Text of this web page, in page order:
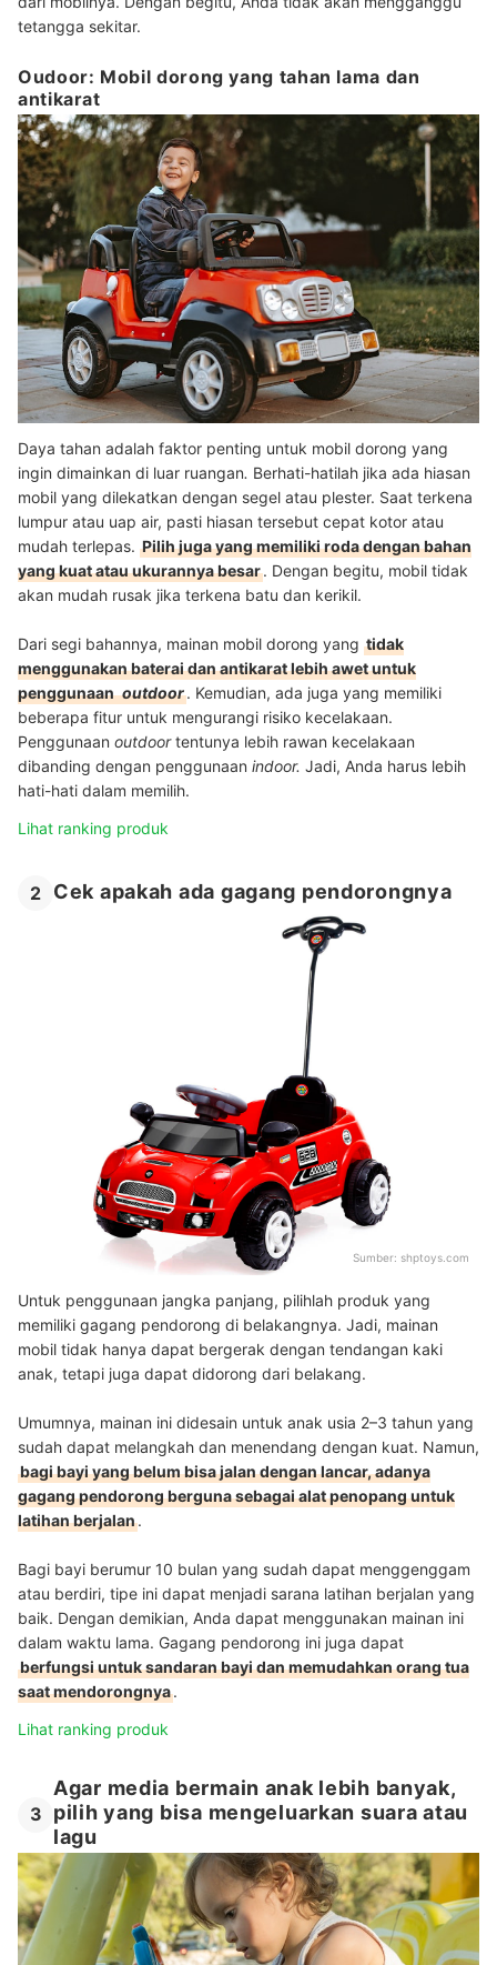
tetangga sekitar.
Oudoor: Mobil dorong yang tahan lama dan
antikarat
Daya tahan adalah faktor penting untuk mobil dorong yang
ingin dimainkan di luar ruangan. Berhati-hatilah jika ada hiasan
mobil yang dilekatkan dengan segel atau plester. Saat terkena
lumpur atau uap air, pasti hiasan tersebut cepat kotor atau
mudah terlepas. Pilih juga yang memiliki roda dengan bahan
yang kuat atau ukurannya besar. Dengan begitu, mobil tidak
akan mudah rusak jika terkena batu dan kerikil.
Dari segi bahannya, mainan mobil dorong yang tidak
menggunakan baterai dan antikarat lebih awet untuk
penggunaan outdoor. Kemudian, ada juga yang memiliki
beberapa fitur untuk mengurangi risiko kecelakaan.
Penggunaan outdoortentunya lebih rawan kecelakaan
dibanding dengan penggunaan indoor. Jadi, Anda harus lebih
hati-hati dalam memilih.
Lihat ranking produk
2 Cek apakah ada gagang pendorongnya
Sumber: shptoys.com
Untuk penggunaan jangka panjang, pilihlah produk yang
memiliki gagang pendorong di belakangnya. Jadi, mainan
mobil tidak hanya dapat bergerak dengan tendangan kaki
anak, tetapi juga dapat didorong dari belakang.
Umumnya, mainan ini didesain untuk anak usia 2–3 tahun yang
sudah dapat melangkah dan menendang dengan kuat. Namun,
bagi bayi yang belum bisa jalan dengan lancar, adanya
gagang pendorong berguna sebagai alat penopang untuk
latihan berjalan.
Bagi bayi berumur 10 bulan yang sudah dapat menggenggam
atau berdiri, tipe ini dapat menjadi sarana latihan berjalan yang
baik. Dengan demikian, Anda dapat menggunakan mainan ini
dalam waktu lama. Gagang pendorong ini juga dapat
berfungsi untuk sandaran bayi dan memudahkan orang tua
saat mendorongnya.
Lihat ranking produk
3
Agar media bermain anak lebih banyak,
pilih yang bisa mengeluarkan suara atau
lagu